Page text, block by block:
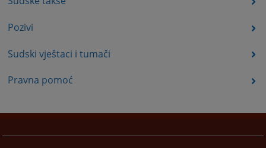
Pozivi
Sudski vještaci i tumači
Pravna pomoć